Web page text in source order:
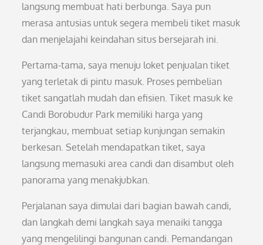
langsung membuat hati berbunga. Saya pun
merasa antusias untuk segera membeli tiket masuk
dan menjelajahi keindahan situs bersejarah ini.
Pertama-tama, saya menuju loket penjualan tiket
yang terletak di pintu masuk. Proses pembelian
tiket sangatlah mudah dan efisien. Tiket masuk ke
Candi Borobudur Park memiliki harga yang
terjangkau, membuat setiap kunjungan semakin
berkesan. Setelah mendapatkan tiket, saya
langsung memasuki area candi dan disambut oleh
panorama yang menakjubkan.
Perjalanan saya dimulai dari bagian bawah candi,
dan langkah demi langkah saya menaiki tangga
yang mengelilingi bangunan candi. Pemandangan